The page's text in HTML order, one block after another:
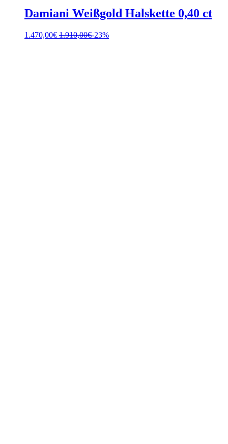
Damiani Weißgold Halskette 0,40 ct
1.470,00€ 1.910,00€-23%